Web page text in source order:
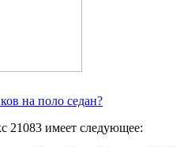
на поло седан?
21083 имеет следующее: